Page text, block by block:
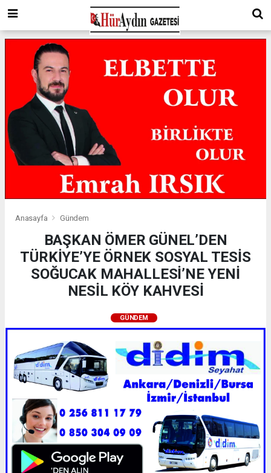
Anasayfa Gündem
BAŞKAN ÖMER GÜNEL’DEN
TÜRKİYE’YE ÖRNEK SOSYAL TESİS
SOĞUCAK MAHALLESİ’NE YENİ
NESİL KÖY KAHVESİ
GÜNDEM